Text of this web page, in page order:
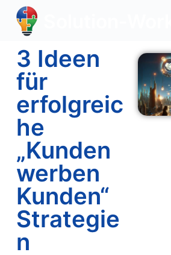
3 Ideen
für
erfolgreic
he
„Kunden
werben
Kunden“
Strategie
n